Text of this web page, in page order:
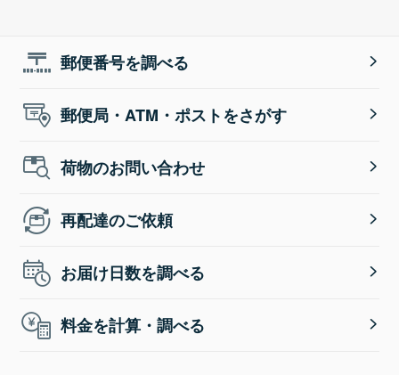
郵便番号を調べる
郵便局・ATM・ポストをさがす
荷物のお問い合わせ
再配達のご依頼
お届け日数を調べる
料金を計算・調べる